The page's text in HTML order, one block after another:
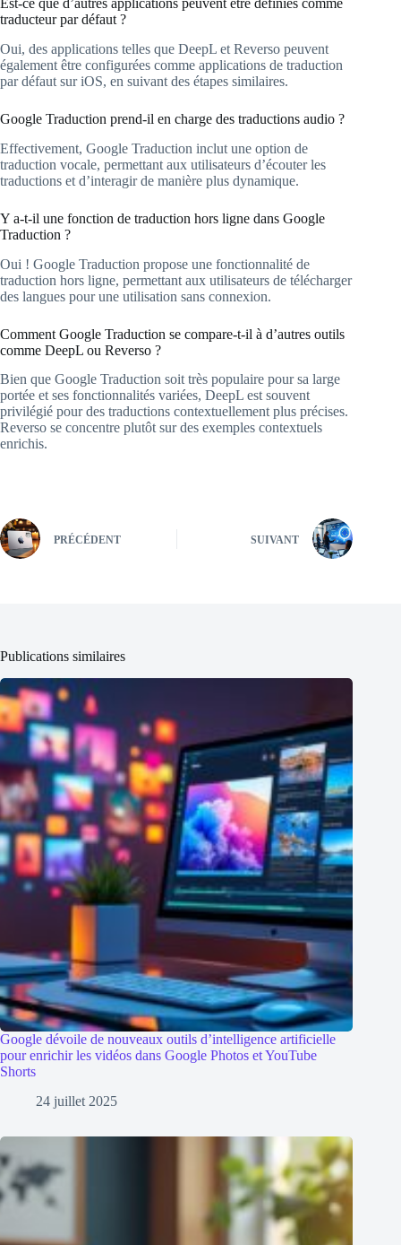
Est-ce que d’autres applications peuvent être définies comme
traducteur par défaut ?
Oui, des applications telles que DeepL et Reverso peuvent
également être configurées comme applications de traduction
par défaut sur iOS, en suivant des étapes similaires.
Google Traduction prend-il en charge des traductions audio ?
Effectivement, Google Traduction inclut une option de
traduction vocale, permettant aux utilisateurs d’écouter les
traductions et d’interagir de manière plus dynamique.
Y a-t-il une fonction de traduction hors ligne dans Google
Traduction ?
Oui ! Google Traduction propose une fonctionnalité de
traduction hors ligne, permettant aux utilisateurs de télécharger
des langues pour une utilisation sans connexion.
Comment Google Traduction se compare-t-il à d’autres outils
comme DeepL ou Reverso ?
Bien que Google Traduction soit très populaire pour sa large
portée et ses fonctionnalités variées, DeepL est souvent
privilégié pour des traductions contextuellement plus précises.
Reverso se concentre plutôt sur des exemples contextuels
enrichis.
PRÉCÉDENT SUIVANT
Publications similaires
Google dévoile de nouveaux outils d’intelligence artificielle
pour enrichir les vidéos dans Google Photos et YouTube
Shorts
24 juillet 2025